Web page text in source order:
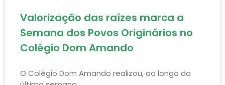
Valorização das raízes marca a
Semana dos Povos Originários no
Colégio Dom Amando
O Colégio Dom Amando realizou, ao longo da